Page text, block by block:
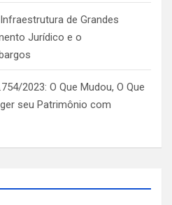
de Grandes
Jurídico e o
2023: O Que Mudou, O Que
seu Patrimônio com